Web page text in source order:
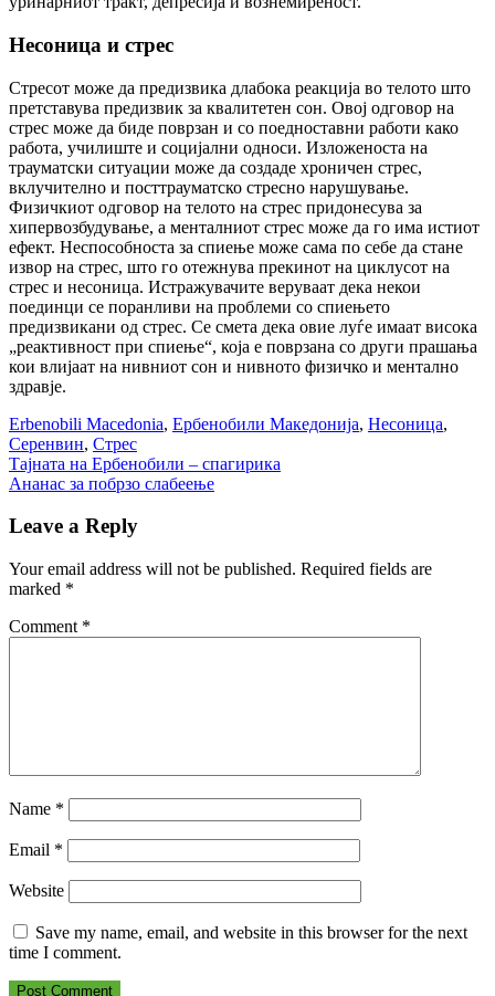
Несоница и стрес
Стресот може да предизвика длабока реакција во телото што
претставува предизвик за квалитетен сон. Овој одговор на
стрес може да биде поврзан и со поедноставни работи како
работа, училиште и социјални односи. Изложеноста на
трауматски ситуации може да создаде хроничен стрес,
вклучително и посттрауматско стресно нарушување.
Физичкиот одговор на телото на стрес придонесува за
хипервозбудување, а менталниот стрес може да го има истиот
ефект. Неспособноста за спиење може сама по себе да стане
извор на стрес, што го отежнува прекинот на циклусот на
стрес и несоница. Истражувачите веруваат дека некои
поединци се поранливи на проблеми со спиењето
предизвикани од стрес. Се смета дека овие луѓе имаат висока
„реактивност при спиење“, која е поврзана со други прашања
кои влијаат на нивниот сон и нивното физичко и ментално
здравје.
Erbenobili Macedonia, Ербенобили Македонија, Несоница,
Серенвин, Стрес
Post
navigation
Тајната на Ербенобили – спагирика
Ананас за побрзо слабеење
Leave a Reply
Your email address will not be published. Required fields are
marked *
Comment *
Name *
Email *
Website
Save my name, email, and website in this browser for the next
time I comment.